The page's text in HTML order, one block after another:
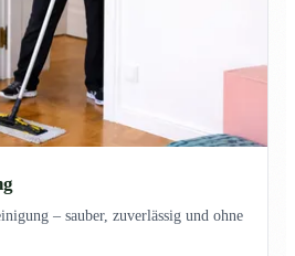
– sauber, zuverlässig und ohne